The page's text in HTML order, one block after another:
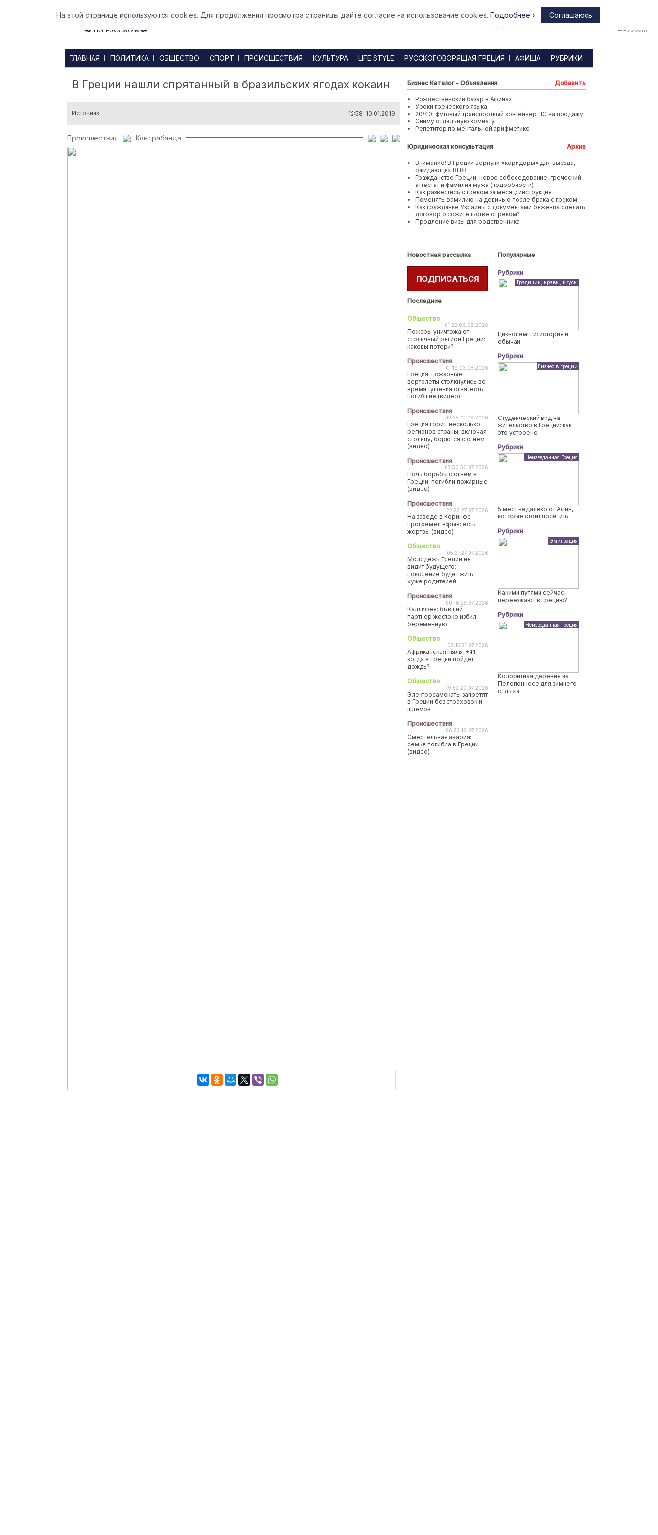
Афины
ГЛАВНАЯ ПОЛИТИКА ОБЩЕСТВО СПОРТ ПРОИСШЕСТВИЯ КУЛЬТУРА LIFE STYLE РУССКОГОВОРЯЩАЯ ГРЕЦИЯ АФИША РУБРИКИ
В Греции нашли спрятанный в бразильских ягодах кокаин
Источник 12:58 10.01.2019
Происшествия Контрабанда
Бизнес Каталог - Объявления Добавить
Рождественский базар в Афинах
Уроки греческого языка
20/40-футовый транспортный контейнер HC на продажу
Сниму отдельную комнату
Репетитор по ментальной арифметике
Юридическая консультация Архив
Внимание! В Греции вернули «коридоры» для выезда,
ожидающих ВНЖ
Гражданство Греции: новое собеседование, греческий
аттестат и фамилия мужа (подробности)
Как развестись с греком за месяц: инструкция
Поменять фамилию на девичью после брака с греком
Как гражданке Украины с документами беженца сделать
договор о сожительстве с греком?
Продление визы для родственника
Новостная рассылка
ПОДПИСАТЬСЯ
Последние
Общество
01:22 06.08.2026
Пожары уничтожают
столичный регион Греции:
каковы потери?
Происшествия
01:19 03.08.2026
Греция: пожарные
вертолеты столкнулись во
время тушения огня, есть
погибшие (видео)
Происшествия
02:35 01.08.2026
Греция горит: несколько
регионов страны, включая
столицу, борются с огнем
(видео)
Происшествия
07:50 30.07.2026
Ночь борьбы с огнём в
Греции: погибли пожарные
(видео)
Происшествия
22:22 27.07.2026
На заводе в Коринфе
прогремел взрыв: есть
жертвы (видео)
Общество
05:21 27.07.2026
Молодежь Греции не
видит будущего:
поколение будет жить
хуже родителей
Происшествия
00:16 25.07.2026
Каллифея: бывший
партнер жестоко избил
беременную
Общество
02:15 21.07.2026
Африканская пыль, +41:
когда в Греции пойдет
дождь?
Общество
19:52 20.07.2026
Электросамокаты запретят
в Греции без страховок и
шлемов
Происшествия
06:22 16.07.2026
Смертельная авария:
семья погибла в Греции
(видео)
Популярные
Рубрики
Традиции, нравы, вкусы
Цикнопемпти: история и
обычаи
Рубрики
Бизнес в греции
Студенческий вид на
жительство в Греции: как
это устроено
Рубрики
Неизведанная Греция
5 мест недалеко от Афин,
которые стоит посетить
Рубрики
Эмиграция
Какими путями сейчас
переезжают в Грецию?
Рубрики
Неизведанная Греция
Колоритная деревня на
Пелопоннесе для зимнего
отдыха
На этой странице используются cookies. Для продолжения просмотра страницы дайте согласие на использование cookies. Подробнее › Соглашаюсь